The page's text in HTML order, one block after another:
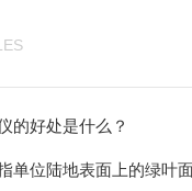
的好处是什么？
单位陆地表面上的绿叶